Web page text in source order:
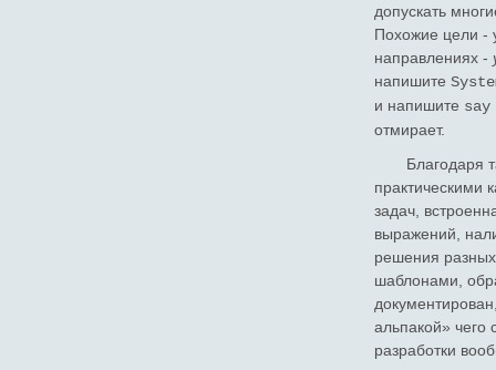
допускать
Похожие цели -
направлениях -
напишите
и напишите
отмирает.
Благодаря
практическими
задач,
выражений,
решения
шаблонами,
альпакой» чего
разработки